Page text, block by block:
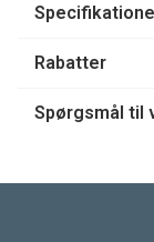
Rabatter
Spørgsmål til